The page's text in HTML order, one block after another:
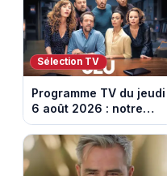
août 2026 (spoiler)
Sélection TV
Programme TV du jeudi
6 août 2026 : notre
sélection pour votre
soirée télé